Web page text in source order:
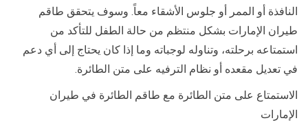
النافذة أو الممر أو جلوس الأشقاء معاً. وسوف يتحقق طاقم
طيران الإمارات بشكل منتظم من حالة الطفل للتأكد من
استمتاعه برحلته، وتناوله لوجباته وما إذا كان يحتاج إلى أي دعم
في تعديل مقعده أو نظام الترفيه على متن الطائرة.
الاستمتاع على متن الطائرة مع طاقم الطائرة في طيران
الإمارات